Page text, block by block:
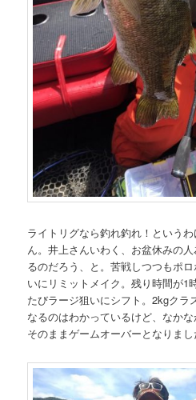
ライトリグなら釣れ釣れ！という
ん。井上さんいわく、お盆休みの
るのだろう、と。苦戦しつつもポ
いにリミットメイク。残り時間が1
たびラージ狙いにシフト。2kgクラ
なるのはわかっているけど、なかな
そのままゲームオーバーとなりまし